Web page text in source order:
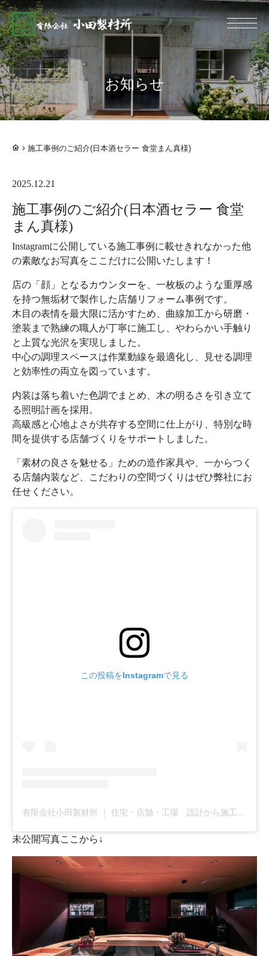
総合建設業 有限
お知らせ
施工事例のご紹介(日本酒セラー 食堂まん真様)
2025.12.21
施工事例のご紹介(日本酒セラー 食堂
まん真様)
Instagramに公開している施工事例に載せきれなかった他
の素敵なお写真をここだけに公開いたします！
店の「顔」となるカウンターを、一枚板のような重厚感
を持つ無垢材で製作した店舗リフォーム事例です。
木目の表情を最大限に活かすため、曲線加工から研磨・
塗装まで熟練の職人が丁寧に施工し、やわらかい手触り
と上質な光沢を実現しました。
中心の調理スペースは作業動線を最適化し、見せる調理
と効率性の両立を図っています。
内装は落ち着いた色調でまとめ、木の明るさを引き立て
る照明計画を採用。
高級感と心地よさが共存する空間に仕上がり、特別な時
間を提供する店舗づくりをサポートしました。
「素材の良さを魅せる」ための造作家具や、一からつく
る店舗内装など、こだわりの空間づくりはぜひ弊社にお
任せください。
この投稿をInstagramで見る
未公開写真ここから↓